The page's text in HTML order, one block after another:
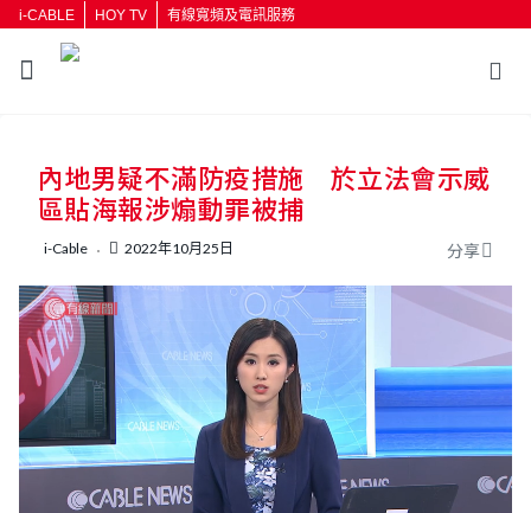
i-CABLE HOY TV 有線寬頻及電訊服務
內地男疑不滿防疫措施 於立法會示威
區貼海報涉煽動罪被捕
i-Cable 2022年10月25日 分享